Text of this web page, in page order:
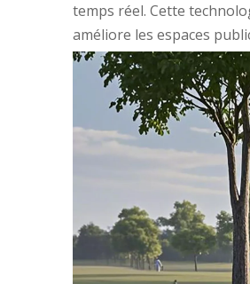
temps réel. Cette
améliore les espaces